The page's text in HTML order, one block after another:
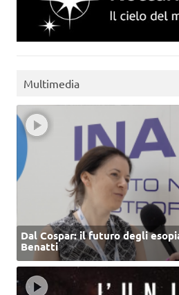
Multimedia
Dal Cospar: il futuro degli
Benatti